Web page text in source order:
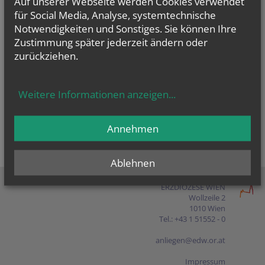
Presse
Shop
ERZDIÖZESE WIEN
Wollzeile 2
1010 Wien
Tel.: +43 1 51552 - 0
anliegen@edw.or.at
Impressum
für Social Media, Analyse, systemtechnische
Notwendigkeiten und Sonstiges. Sie können Ihre
Zustimmung später jederzeit ändern oder
zurückziehen.
Weitere Informationen anzeigen...
Ablehnen
Annehmen